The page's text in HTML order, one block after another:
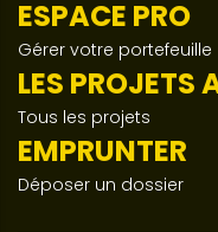
ESPACE PRO
Gérer votre portefeuille
LES PROJETS
Tous les projets
EMPRUNTER
Déposer un dossier